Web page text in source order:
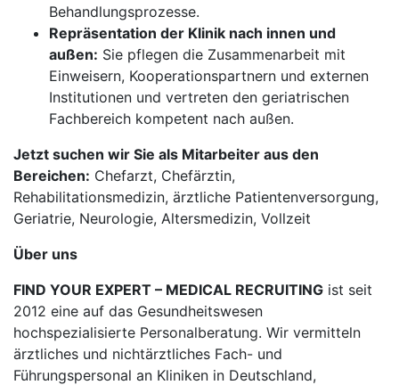
Behandlungsprozesse.
Repräsentation der Klinik nach innen und
außen: Sie pflegen die Zusammenarbeit mit
Einweisern, Kooperationspartnern und externen
Institutionen und vertreten den geriatrischen
Fachbereich kompetent nach außen.
Jetzt suchen wir Sie als Mitarbeiter aus den
Bereichen: Chefarzt, Chefärztin,
Rehabilitationsmedizin, ärztliche Patientenversorgung,
Geriatrie, Neurologie, Altersmedizin, Vollzeit
Über uns
FIND YOUR EXPERT – MEDICAL RECRUITING ist seit
2012 eine auf das Gesundheitswesen
hochspezialisierte Personalberatung. Wir vermitteln
ärztliches und nichtärztliches Fach- und
Führungspersonal an Kliniken in Deutschland,